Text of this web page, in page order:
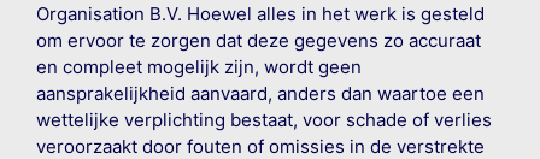
Organisation B.V. Hoewel alles in het werk is gesteld
om ervoor te zorgen dat deze gegevens zo accuraat
en compleet mogelijk zijn, wordt geen
aansprakelijkheid aanvaard, anders dan waartoe een
wettelijke verplichting bestaat, voor schade of verlies
veroorzaakt door fouten of omissies in de verstrekte